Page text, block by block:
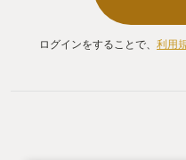
ログインをすることで、 利用